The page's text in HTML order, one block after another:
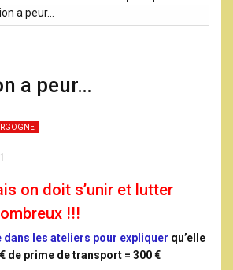
a peur…
a peur…
on doit s’unir et lutter
!!!
dans les ateliers pour expliquer qu’elle
de prime de transport = 300 €